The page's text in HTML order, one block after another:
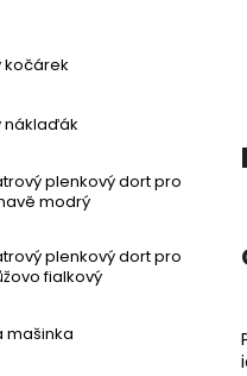
kočárek
náklaďák
plenkový dort pro
modrý
plenkový dort pro
fialkový
mašinka